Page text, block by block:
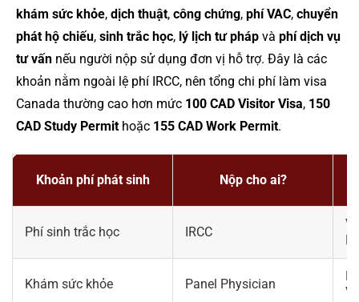
khám sức khỏe, dịch thuật, công chứng, phí VAC, chuyển
phát hộ chiếu, sinh trắc học, lý lịch tư pháp và phí dịch vụ
tư vấn nếu người nộp sử dụng đơn vị hỗ trợ. Đây là các
khoản nằm ngoài lệ phí IRCC, nên tổng chi phí làm visa
Canada thường cao hơn mức 100 CAD Visitor Visa, 150
CAD Study Permit hoặc 155 CAD Work Permit.
Khoản phí phát sinh Nộp cho ai?
Phí sinh trắc học IRCC
Khám sức khỏe Panel Physician